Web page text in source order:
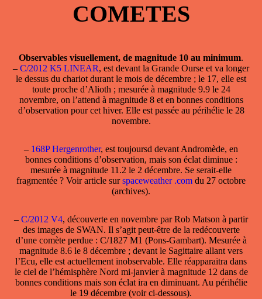
COMETES
Observables visuellement, de magnitude 10 au minimum.
– C/2012 K5 LINEAR, est devant la Grande Ourse et va longer
le dessus du chariot durant le mois de décembre ; le 17, elle est
toute proche d’Alioth ; mesurée à magnitude 9.9 le 24
novembre, on l’attend à magnitude 8 et en bonnes conditions
d’observation pour cet hiver. Elle est passée au périhélie le 28
novembre.
– 168P Hergenrother, est toujoursd devant Andromède, en
bonnes conditions d’observation, mais son éclat diminue :
mesurée à magnitude 11.2 le 2 décembre. Se serait-elle
fragmentée ? Voir article surspaceweather .com du 27 octobre
(archives).
– C/2012 V4, découverte en novembre par Rob Matson à partir
des images de SWAN. Il s’agit peut-être de la redécouverte
d’une comète perdue : C/1827 M1 (Pons-Gambart). Mesurée à
magnitude 8.6 le 8 décembre ; devant le Sagittaire allant vers
l’Ecu, elle est actuellement inobservable. Elle réapparaitra dans
le ciel de l’hémisphère Nord mi-janvier à magnitude 12 dans de
bonnes conditions mais son éclat ira en diminuant. Au périhélie
le 19 décembre (voir ci-dessous).